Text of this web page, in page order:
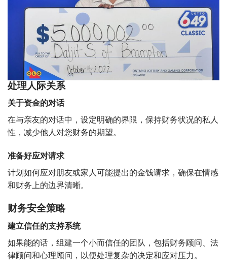
处理人际关系
关于资金的对话
在与亲友的对话中，设定明确的界限，保持财务状况的私人
性，减少他人对您财务的期望。
准备好应对请求
计划如何应对朋友或家人可能提出的金钱请求，确保在情感
和财务上的边界清晰。
财务安全策略
建立信任的支持系统
如果能的话，组建一个小而信任的团队，包括财务顾问、法
律顾问和心理顾问，以便处理复杂的决定和应对压力。